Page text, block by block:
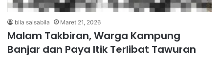
bila salsabila Maret 21, 2026
Malam Takbiran, Warga Kampung
Banjar dan Paya Itik Terlibat Tawuran